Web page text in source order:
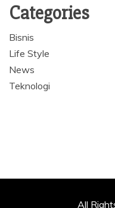
Categories
Bisnis
Life Style
News
Teknologi
All